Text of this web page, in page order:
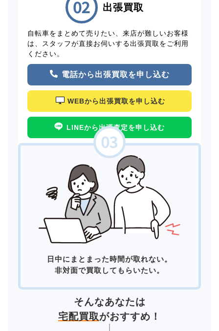
出張買取
自転車をまとめて売りたい、来店が難しいお客様
は、スタッフが直接お伺いする出張買取をご利用
ください。
電話から出張買取を申し込む
WEBから出張買取を申し込む
LINEから出張査定を申し込む
日中にまとまった時間が取れない。
非対面で買取してもらいたい。
そんなあなたは
宅配買取がおすすめ！